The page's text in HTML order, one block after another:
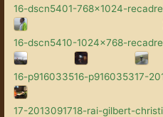
16-dscn5401-768x1024-recadre
16-dscn5410-1024x768-recadre
16-p916033516-p916035317-
17-2013091718-rai-gilbert-